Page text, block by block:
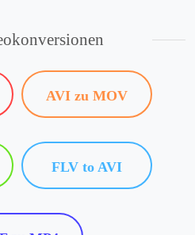
AVI zu MOV
FLV to AVI